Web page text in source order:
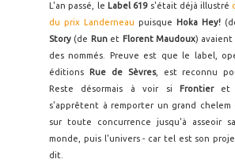
L'an passé, le Label 619 s'était déjà illustré
du prix Landerneau puisque Hoka Hey!
Story (de Run et Florent Maudoux) avaient
des nommés. Preuve est que le label,
éditions
Rue de Sèvres, est reconnu
Reste désormais à voir si
Frontier et
s'apprêtent à remporter un grand
sur toute concurrence jusqu'à asseoir
monde, puis l'univers - car tel est son
dit.